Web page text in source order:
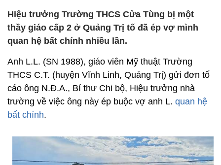
Hiệu trưởng Trường THCS Cửa Tùng bị một
thầy giáo cấp 2 ở Quảng Trị tố đã ép vợ mình
quan hệ bất chính nhiều lần.
Anh L.L. (SN 1988), giáo viên Mỹ thuật Trường
THCS C.T. (huyện Vĩnh Linh, Quảng Trị) gửi đơn tố
cáo ông N.Đ.A., Bí thư Chi bộ, Hiệu trưởng nhà
trường về việc ông này ép buộc vợ anh L. quan hệ
bất chính.